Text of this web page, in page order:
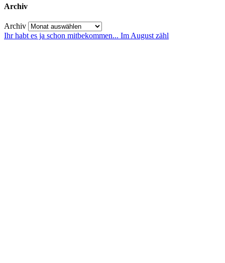
Archiv
Archiv
Ihr habt es ja schon mitbekommen... Im August zähl